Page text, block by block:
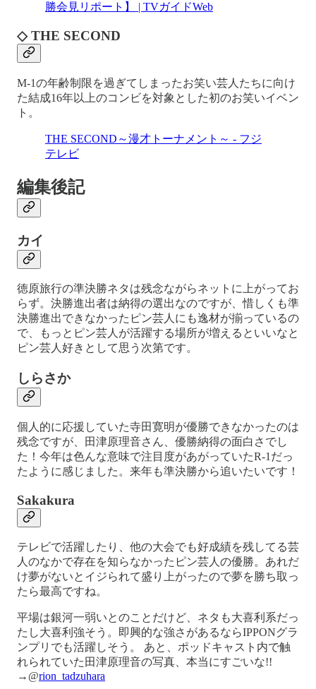
勝会見リポート】 | TVガイドWeb
◇ THE SECOND
M-1の年齢制限を過ぎてしまったお笑い芸人たちに向け
た結成16年以上のコンビを対象とした初のお笑いイベン
ト。
THE SECOND～漫才トーナメント～ - フジ
テレビ
編集後記
カイ
徳原旅行の準決勝ネタは残念ながらネットに上がってお
らず。決勝進出者は納得の選出なのですが、惜しくも準
決勝進出できなかったピン芸人にも逸材が揃っているの
で、もっとピン芸人が活躍する場所が増えるといいなと
ピン芸人好きとして思う次第です。
しらさか
個人的に応援していた寺田寛明が優勝できなかったのは
残念ですが、田津原理音さん、優勝納得の面白さでし
た！今年は色んな意味で注目度があがっていたR-1だっ
たように感じました。来年も準決勝から追いたいです！
Sakakura
テレビで活躍したり、他の大会でも好成績を残してる芸
人のなかで存在を知らなかったピン芸人の優勝。あれだ
け夢がないとイジられて盛り上がったので夢を勝ち取っ
たら最高ですね。
平場は銀河一弱いとのことだけど、ネタも大喜利系だっ
たし大喜利強そう。即興的な強さがあるならIPPONグラ
ンプリでも活躍しそう。 あと、ポッドキャスト内で触
れられていた田津原理音の写真、本当にすごいな!!
→@rion_tadzuhara